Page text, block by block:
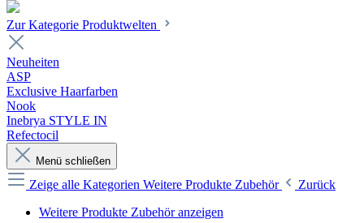
Zur Kategorie Produktwelten
Neuheiten
ASP
Exclusive Haarfarben
Nook
Inebrya STYLE IN
Refectocil
Menü schließen
Zeige alle Kategorien Weitere Produkte Zubehör
Zurück
Weitere Produkte Zubehör anzeigen